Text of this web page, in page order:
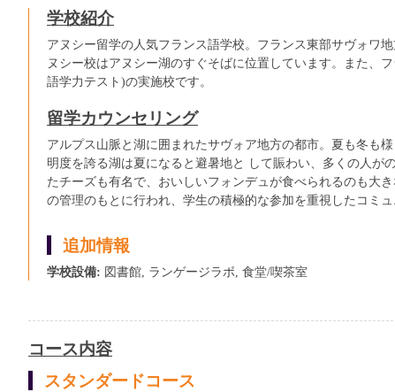
学校紹介
アヌシー留学の人気フランス語学校。フランス東部サヴォワ
ヌシー校はアヌシー湖のすぐそばに位置しています。また、
語学力テスト)の実施校です。
留学カウンセリング
アルプス山脈と湖に囲まれたサヴォア地方の都市。夏も冬も
明度を誇る湖は夏になると避暑地と して賑わい、多くの人が
たチーズも有名で、おいしいフォンデュが食べられるのも大
の管理のもとに行われ、学生の積極的な参加を重視したコミ
追加情報
学校設備: 図書館, ランゲージラボ, 食堂/喫茶室
コース内容
スタンダードコース